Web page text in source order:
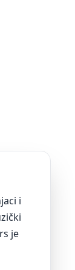
i
je